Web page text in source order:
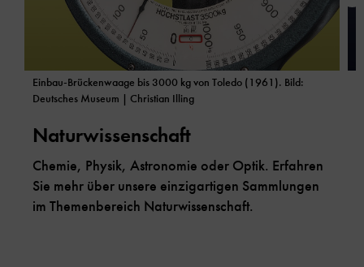
Einbau-Brückenwaage bis 3000 kg von Toledo (1961). Bild:
Deutsches Museum | Christian Illing
Naturwissenschaft
Chemie, Physik, Astronomie oder Optik. Erfahren
Sie mehr über unsere einzigartigen Sammlungen
im Themenbereich Naturwissenschaft.